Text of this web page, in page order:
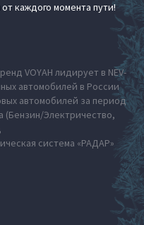
каждого момента пути!
VOYAH лидирует в NEV-
автомобилей в России
автомобилей за период
(Бензин/Электричество,
система «РАДАР»